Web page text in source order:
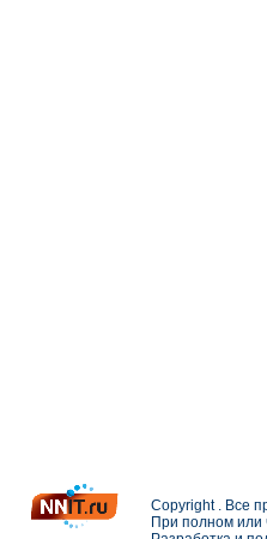
Copyright . Все
При полном или